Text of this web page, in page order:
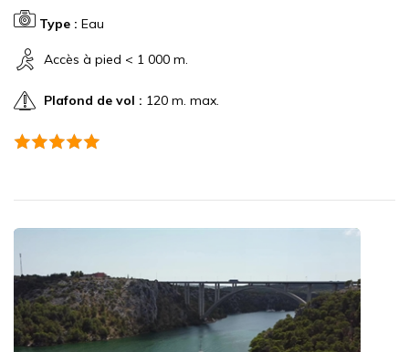
Type : Eau
Accès à pied < 1 000 m.
Plafond de vol : 120 m. max.